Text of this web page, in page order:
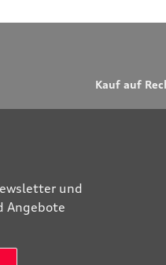
Kauf auf
und
Angebote